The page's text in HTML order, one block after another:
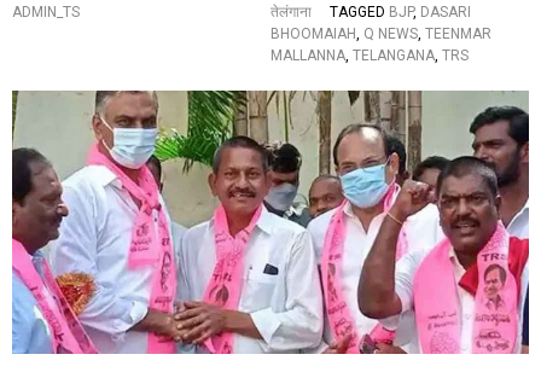
ADMIN_TS
तेलंगाना
TAGGED BJP, DASARI
BHOOMAIAH, Q NEWS, TEENMAR
MALLANNA, TELANGANA, TRS